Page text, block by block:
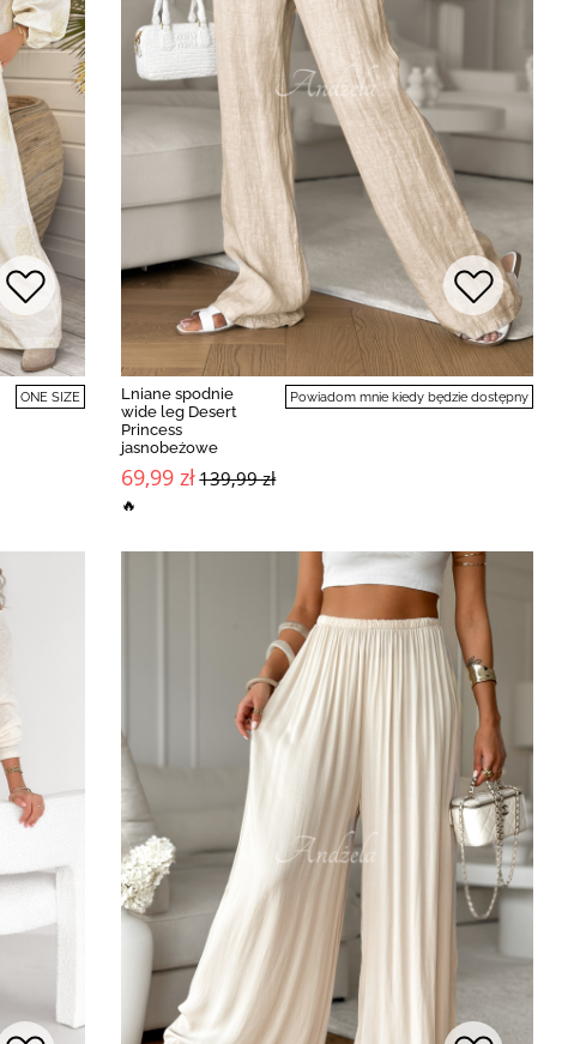
ONE SIZE
Lniane spodnie
wide leg Desert
Princess
jasnobeżowe
69,99 zł139,99 zł
🔥
Powiadom mnie kiedy będzie dostępny